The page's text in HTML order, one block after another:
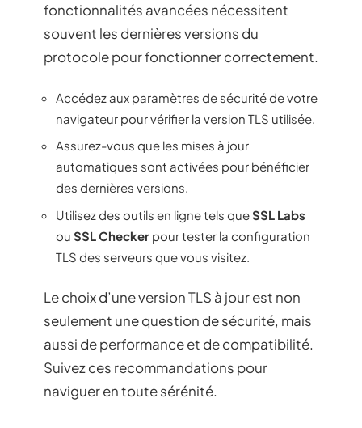
fonctionnalités avancées nécessitent
souvent les dernières versions du
protocole pour fonctionner correctement.
Accédez aux paramètres de sécurité de votre
navigateur pour vérifier la version TLS utilisée.
Assurez-vous que les mises à jour
automatiques sont activées pour bénéficier
des dernières versions.
Utilisez des outils en ligne tels queSSL Labs
ou SSL Checker pour tester la configuration
TLS des serveurs que vous visitez.
Le choix d’une version TLS à jour est non
seulement une question de sécurité, mais
aussi de performance et de compatibilité.
Suivez ces recommandations pour
naviguer en toute sérénité.